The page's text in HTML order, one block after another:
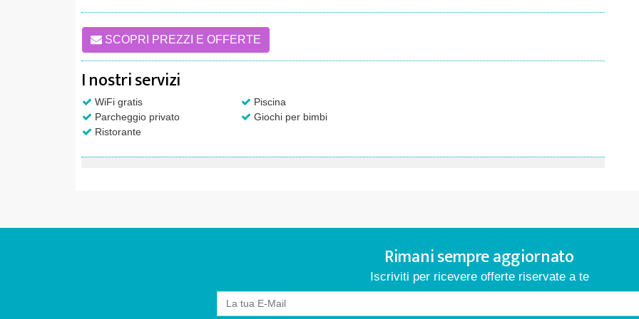
SCOPRI PREZZI E OFFERTE
I nostri servizi
WiFi gratis
Piscina
Parcheggio privato
Giochi per bimbi
Ristorante
Rimani sempre aggiornato
Iscriviti per ricevere offerte riservate a te